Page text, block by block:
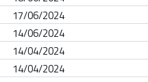
17/06/2024
14/06/2024
14/04/2024
14/04/2024